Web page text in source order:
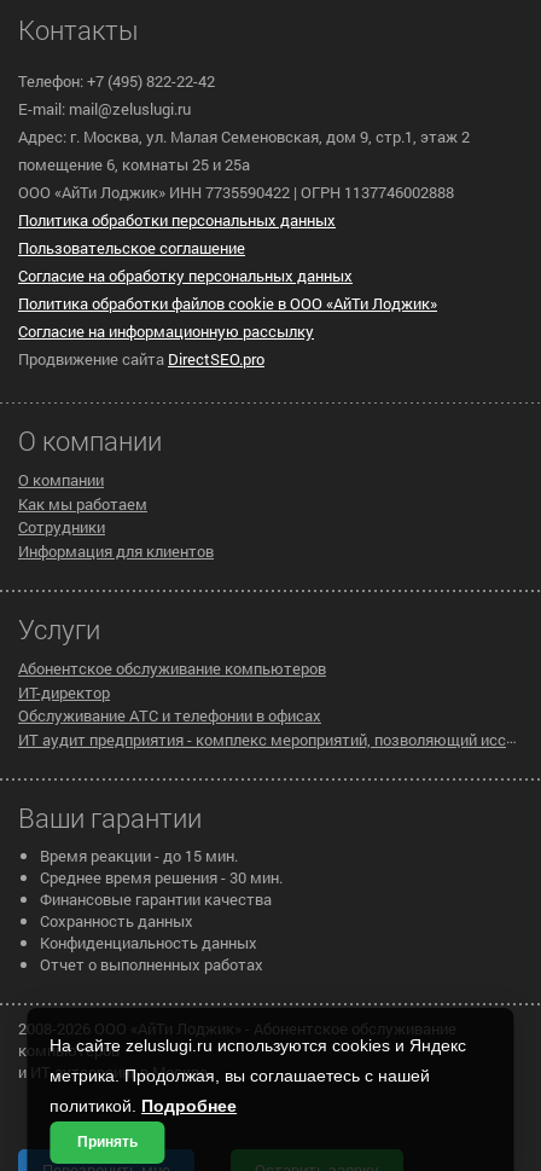
Контакты
Телефон: +7 (495) 822-22-42
E-mail: mail@zeluslugi.ru
Адрес: г. Москва, ул. Малая Семеновская, дом 9, стр.1, этаж 2
помещение 6, комнаты 25 и 25а
ООО «АйТи Лоджик» ИНН 7735590422 | ОГРН 1137746002888
Политика обработки персональных данных
Пользовательское cоглашение
Согласие на обработку персональных данных
Политика обработки файлов cookie в ООО «АйТи Лоджик»
Согласие на информационную рассылку
Продвижение сайта DirectSEO.pro
О компании
О компании
Как мы работаем
Сотрудники
Информация для клиентов
Услуги
Абонентское обслуживание компьютеров
ИТ-директор
Обслуживание АТС и телефонии в офисах
ИТ аудит предприятия - комплекс мероприятий, позволяющий исследовать существующую инфраструктуру компании на предмет эффективности ее работы
Ваши гарантии
Время реакции - до 15 мин.
Среднее время решения - 30 мин.
Финансовые гарантии качества
Сохранность данных
Конфиденциальность данных
Отчет о выполненных работах
2008-2026 ООО «АйТи Лоджик» - Абонентское обслуживание
компьютеров
и ИТ аутсорсинг в Москве
На сайте zeluslugi.ru используются cookies и Яндекс
метрика. Продолжая, вы соглашаетесь с нашей
политикой. Подробнее
Принять